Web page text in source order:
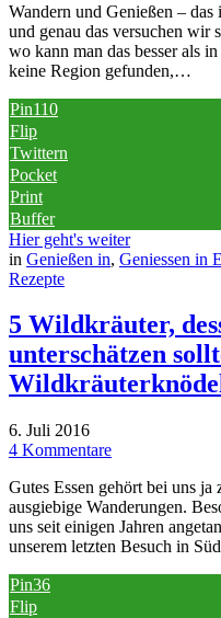
Wandern und Genießen –
und genau das versuchen wir
wo kann man das besser als
keine Region gefunden,…
Pin110
Flip
Twittern
Pocket
Print
Buffer
Hier geht's weiter
in Genießen in, Geniessen in
Rezepte
5 Wildkräuter,
unterschätzen
6. Juli 2016
4 Kommentare
Gutes Essen gehört bei uns
ausgiebige Wanderungen.
uns seit einigen Jahren
unserem letzten Besuch in
Pin36
Flip